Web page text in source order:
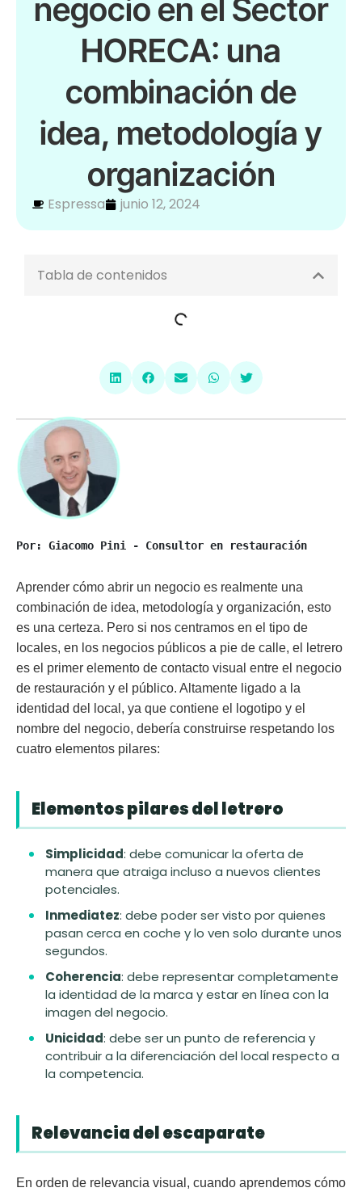
negocio en el Sector
HORECA: una
combinación de
idea, metodología y
organización
Espressa junio 12, 2024
Tabla de contenidos
Por: Giacomo Pini - Consultor en restauración
Aprender cómo abrir un negocio es realmente una
combinación de idea, metodología y organización, esto
es una certeza. Pero si nos centramos en el tipo de
locales, en los negocios públicos a pie de calle, el
letrero
es el primer elemento de contacto visual entre el negocio
de restauración y el público. Altamente ligado a la
identidad del local, ya que contiene el logotipo y el
nombre del negocio, debería construirse respetando los
cuatro elementos pilares:
Elementos pilares del letrero
Simplicidad: debe comunicar la oferta de
manera que atraiga incluso a nuevos clientes
potenciales.
Inmediatez: debe poder ser visto por quienes
pasan cerca en coche y lo ven solo durante unos
segundos.
Coherencia: debe representar completamente
la identidad de la marca y estar en línea con la
imagen del negocio.
Unicidad: debe ser un punto de referencia y
contribuir a la diferenciación del local respecto a
la competencia.
Relevancia del escaparate
En orden de relevancia visual, cuando aprendemos cómo